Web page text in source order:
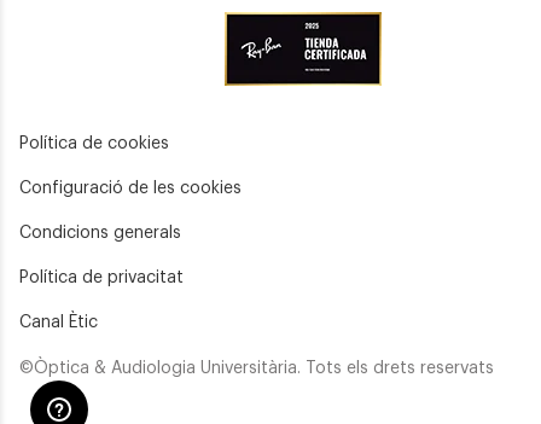
Política de cookies
Configuració de les cookies
Condicions generals
Política de privacitat
Canal Ètic
©Òptica & Audiologia Universitària. Tots els drets reservats